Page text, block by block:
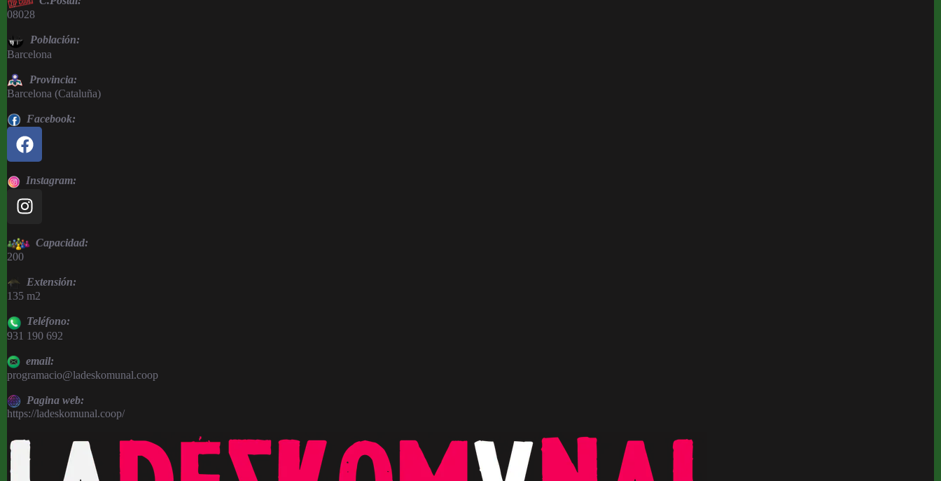
08028
Población:
Barcelona
Provincia:
Barcelona (Cataluña)
Facebook:
Instagram:
Capacidad:
200
Extensión:
135 m2
Teléfono:
931 190 692
email:
programacio@ladeskomunal.coop
Pagina web:
https://ladeskomunal.coop/